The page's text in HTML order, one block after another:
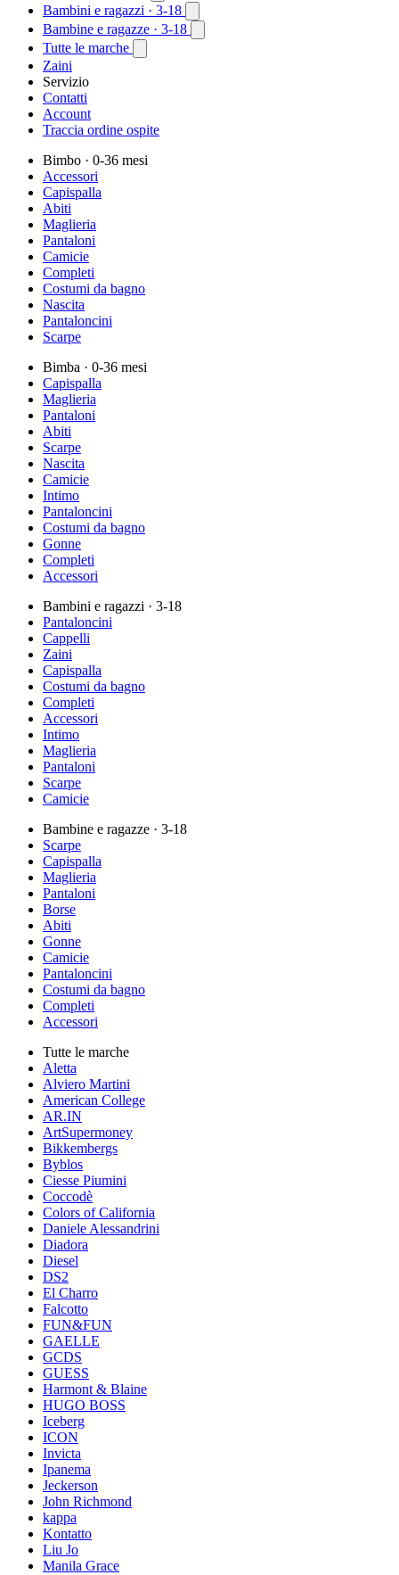
Bambini e ragazzi · 3-18
Bambine e ragazze · 3-18
Tutte le marche
Zaini
Servizio
Contatti
Account
Traccia ordine ospite
Bimbo · 0-36 mesi
Accessori
Capispalla
Abiti
Maglieria
Pantaloni
Camicie
Completi
Costumi da bagno
Nascita
Pantaloncini
Scarpe
Bimba · 0-36 mesi
Capispalla
Maglieria
Pantaloni
Abiti
Scarpe
Nascita
Camicie
Intimo
Pantaloncini
Costumi da bagno
Gonne
Completi
Accessori
Bambini e ragazzi · 3-18
Pantaloncini
Cappelli
Zaini
Capispalla
Costumi da bagno
Completi
Accessori
Intimo
Maglieria
Pantaloni
Scarpe
Camicie
Bambine e ragazze · 3-18
Scarpe
Capispalla
Maglieria
Pantaloni
Borse
Abiti
Gonne
Camicie
Pantaloncini
Costumi da bagno
Completi
Accessori
Tutte le marche
Aletta
Alviero Martini
American College
AR.IN
ArtSupermoney
Bikkembergs
Byblos
Ciesse Piumini
Coccodè
Colors of California
Daniele Alessandrini
Diadora
Diesel
DS2
El Charro
Falcotto
FUN&FUN
GAELLE
GCDS
GUESS
Harmont & Blaine
HUGO BOSS
Iceberg
ICON
Invicta
Ipanema
Jeckerson
John Richmond
kappa
Kontatto
Liu Jo
Manila Grace